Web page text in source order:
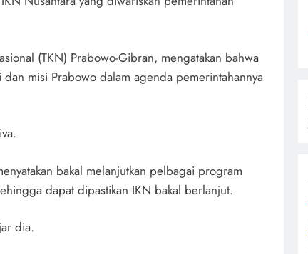
(TKN) Prabowo-Gibran, mengatakan bahwa
misi Prabowo dalam agenda pemerintahannya
bakal melanjutkan pelbagai program
dapat dipastikan IKN bakal berlanjut.
dia.